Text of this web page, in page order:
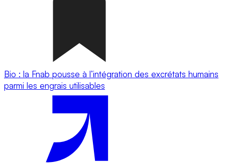
Bio : la Fnab pousse à l’intégration des excrétats humains
parmi les engrais utilisables